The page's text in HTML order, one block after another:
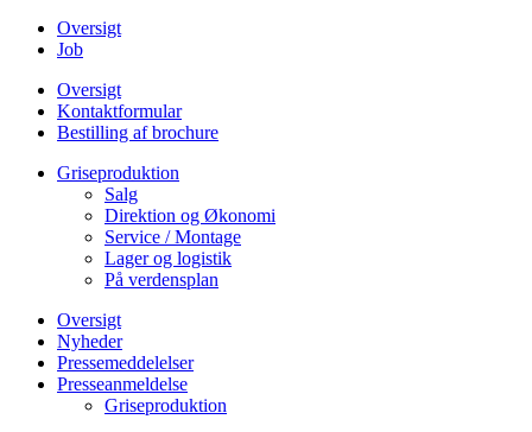
Oversigt
Job
Oversigt
Kontaktformular
Bestilling af brochure
Griseproduktion
Salg
Direktion og Økonomi
Service / Montage
Lager og logistik
På verdensplan
Oversigt
Nyheder
Pressemeddelelser
Presseanmeldelse
Griseproduktion